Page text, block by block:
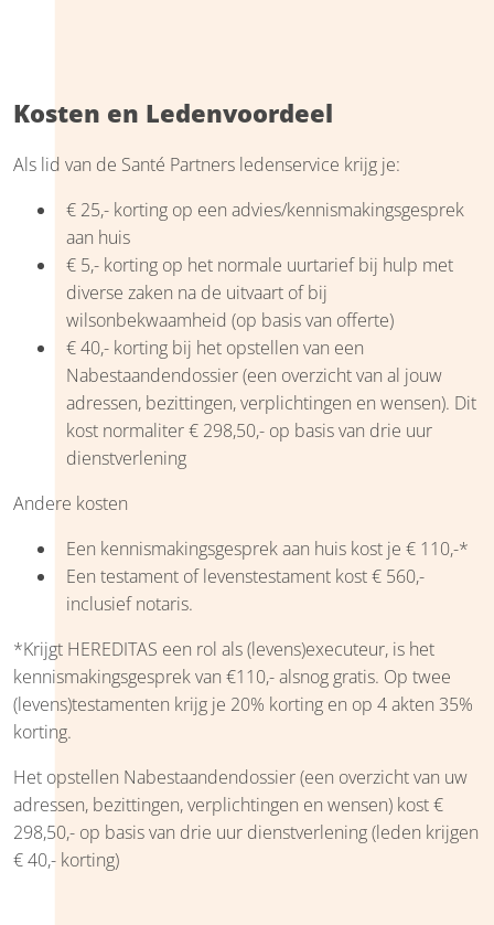
Kosten en Ledenvoordeel
Als lid van de Santé Partners ledenservice krijg je:
€ 25,- korting op een advies/kennismakingsgesprek
aan huis
€ 5,- korting op het normale uurtarief bij hulp met
diverse zaken na de uitvaart of bij
wilsonbekwaamheid (op basis van offerte)
€ 40,- korting bij het opstellen van een
Nabestaandendossier (een overzicht van al jouw
adressen, bezittingen, verplichtingen en wensen). Dit
kost normaliter € 298,50,- op basis van drie uur
dienstverlening
Andere kosten
Een kennismakingsgesprek aan huis kost je € 110,-*
Een testament of levenstestament kost € 560,-
inclusief notaris.
*Krijgt HEREDITAS een rol als (levens)executeur, is het
kennismakingsgesprek van €110,- alsnog gratis. Op twee
(levens)testamenten krijg je 20% korting en op 4 akten 35%
korting.
Het opstellen Nabestaandendossier (een overzicht van uw
adressen, bezittingen, verplichtingen en wensen) kost €
298,50,- op basis van drie uur dienstverlening (leden krijgen
€ 40,- korting)